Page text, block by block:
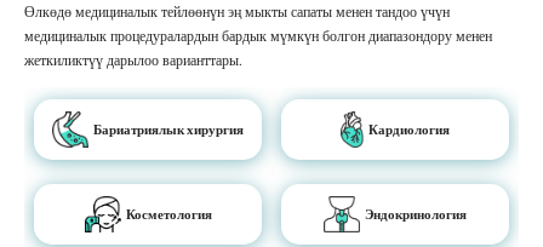
Өлкөдө медициналык тейлөөнүн эң мыкты сапаты менен тандоо үчүн
медициналык процедуралардын бардык мүмкүн болгон диапазондору менен
жеткиликтүү дарылоо варианттары.
Бариатриялык хирургия Кардиология
Косметология Эндокринология